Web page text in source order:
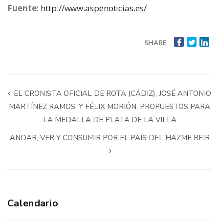
Fuente: http://www.aspenoticias.es/
SHARE
EL CRONISTA OFICIAL DE ROTA (CÁDIZ), JOSÉ ANTONIO
MARTÍNEZ RAMOS, Y FÉLIX MORIÓN, PROPUESTOS PARA
LA MEDALLA DE PLATA DE LA VILLA
ANDAR, VER Y CONSUMIR POR EL PAÍS DEL HAZME REIR
Calendario